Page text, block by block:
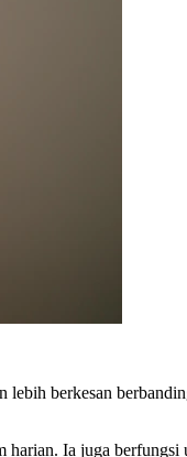
lebih berkesan
harian. Ia juga